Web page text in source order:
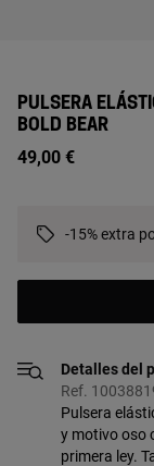
PULSERA
BOLD BEAR
49,00 €
-15% extra
Detalles del
Ref.
Pulsera
y motivo oso
primera ley.